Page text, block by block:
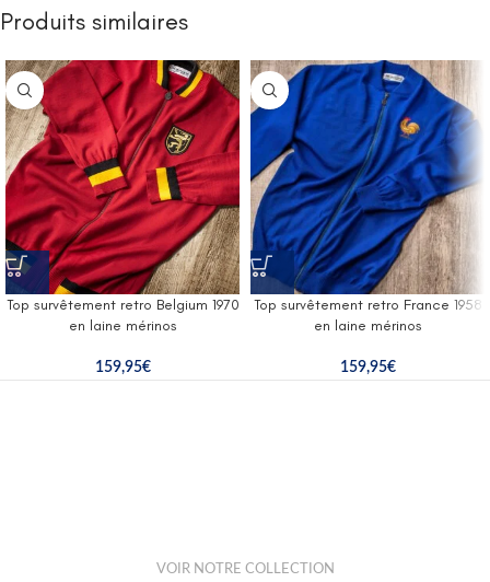
Produits similaires
Top survêtement retro Belgium 1970
en laine mérinos
159,95€
Top survêtement retro France 1958
en laine mérinos
159,95€
VOIR NOTRE COLLECTION